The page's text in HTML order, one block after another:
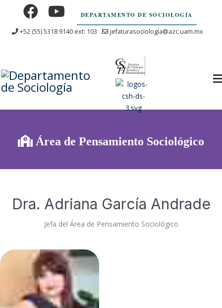
DEPARTAMENTO DE SOCIOLOGÍA
+52 (55) 5318 9140 ext: 103
jefaturasociologia@azc.uam.mx
Área de Pensamiento Sociológico
Dra. Adriana García Andrade
Jefa del Área de Pensamiento Sociológico